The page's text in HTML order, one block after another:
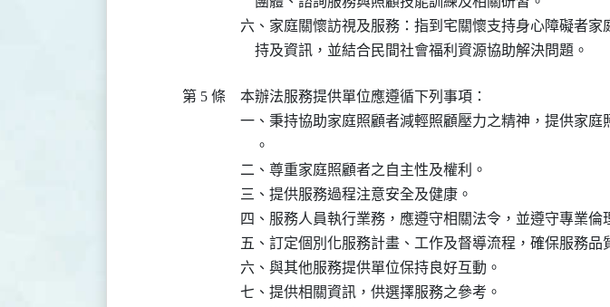
六、家庭關懷訪視及服務：指到宅關懷支持身心障礙者家
    持及資訊，並結合民間社會福利資源協助解決問題。
第 5 條
本辦法服務提供單位應遵循下列事項：
一、秉持協助家庭照顧者減輕照顧壓力之精神，提供家庭
    。
二、尊重家庭照顧者之自主性及權利。
三、提供服務過程注意安全及健康。
四、服務人員執行業務，應遵守相關法令，並遵守專業倫
五、訂定個別化服務計畫、工作及督導流程，確保服務品
六、與其他服務提供單位保持良好互動。
七、提供相關資訊，供選擇服務之參考。